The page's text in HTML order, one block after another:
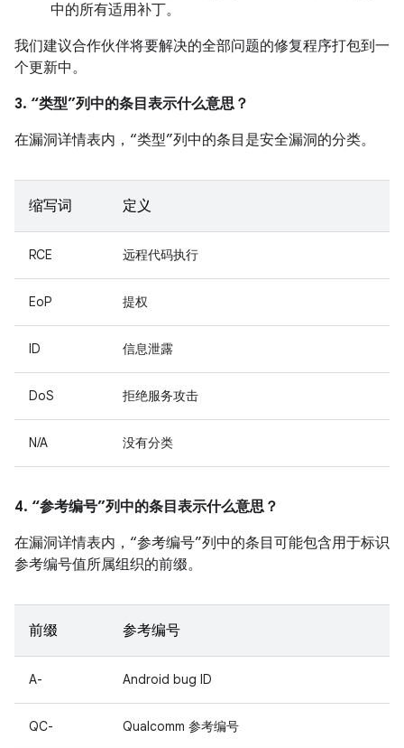
中的所有适用补丁。
我们建议合作伙伴将要解决的全部问题的修复程序打包到一
个更新中。
3. “类型”列中的条目表示什么意思？
在漏洞详情表内，“类型”列中的条目是安全漏洞的分类。
缩写词 定义
RCE 远程代码执行
EoP 提权
ID 信息泄露
DoS 拒绝服务攻击
N/A 没有分类
4. “参考编号”列中的条目表示什么意思？
在漏洞详情表内，“参考编号”列中的条目可能包含用于标识
参考编号值所属组织的前缀。
前缀 参考编号
A- Android bug ID
QC- Qualcomm 参考编号